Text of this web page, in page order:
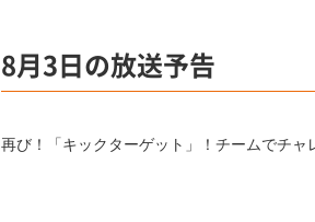
8月3日の放送予告
再び！「キックターゲット」！チームでチ